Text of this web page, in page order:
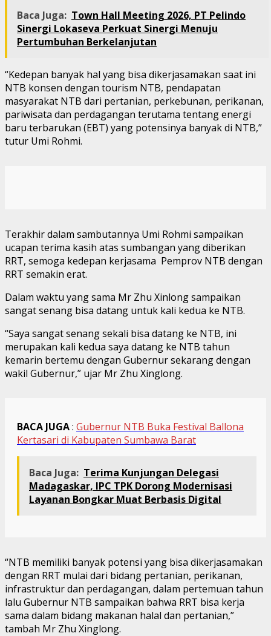
Baca Juga: Town Hall Meeting 2026, PT Pelindo
Sinergi Lokaseva Perkuat Sinergi Menuju
Pertumbuhan Berkelanjutan
“Kedepan banyak hal yang bisa dikerjasamakan saat ini
NTB konsen dengan tourism NTB, pendapatan
masyarakat NTB dari pertanian, perkebunan, perikanan,
pariwisata dan perdagangan terutama tentang energi
baru terbarukan (EBT) yang potensinya banyak di NTB,”
tutur Umi Rohmi.
Terakhir dalam sambutannya Umi Rohmi sampaikan
ucapan terima kasih atas sumbangan yang diberikan
RRT, semoga kedepan kerjasama Pemprov NTB dengan
RRT semakin erat.
Dalam waktu yang sama Mr Zhu Xinlong sampaikan
sangat senang bisa datang untuk kali kedua ke NTB.
“Saya sangat senang sekali bisa datang ke NTB, ini
merupakan kali kedua saya datang ke NTB tahun
kemarin bertemu dengan Gubernur sekarang dengan
wakil Gubernur,” ujar Mr Zhu Xinglong.
BACA JUGA: Gubernur NTB Buka Festival Ballona
Kertasari di Kabupaten Sumbawa Barat
Baca Juga: Terima Kunjungan Delegasi
Madagaskar, IPC TPK Dorong Modernisasi
Layanan Bongkar Muat Berbasis Digital
“NTB memiliki banyak potensi yang bisa dikerjasamakan
dengan RRT mulai dari bidang pertanian, perikanan,
infrastruktur dan perdagangan, dalam pertemuan tahun
lalu Gubernur NTB sampaikan bahwa RRT bisa kerja
sama dalam bidang makanan halal dan pertanian,”
tambah Mr Zhu Xinglong.